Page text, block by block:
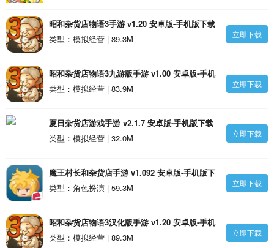
昭和杂货店物语3手游 v1.20 安卓版-手机版下载
类型：模拟经营 | 89.3M
立即下载
昭和杂货店物语3九游版手游 v1.00 安卓版-手机
版下载
类型：模拟经营 | 83.9M 立即下载
夏日杂货店游戏手游 v2.1.7 安卓版-手机版下载
类型：模拟经营 | 32.0M
立即下载
魔王村长和杂货店手游 v1.092 安卓版-手机版下
载
类型：角色扮演 | 59.3M 立即下载
昭和杂货店物语3汉化版手游 v1.20 安卓版-手机
版下载
类型：模拟经营 | 89.3M 立即下载